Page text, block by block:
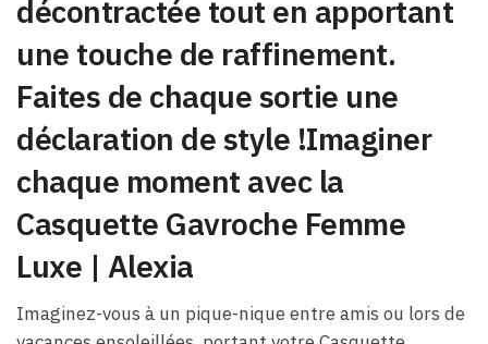
décontractée tout en apportant
une touche de raffinement.
Faites de chaque sortie une
déclaration de style !Imaginer
chaque moment avec la
Casquette Gavroche Femme
Luxe​ | Alexia
Imaginez-vous à un pique-nique entre amis ou lors de